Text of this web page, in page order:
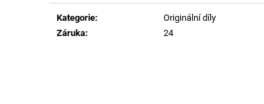
cena:
Kategorie:
Originální díly
Záruka: 24